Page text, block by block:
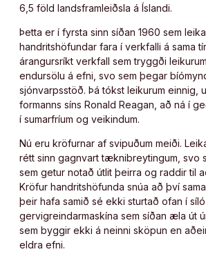
6,5 föld landsframleiðsla á Íslandi.
Þetta er í fyrsta sinn síðan 1960 sem
handritshöfundar fara í verkfalli á sama
árangursríkt verkfall sem tryggði
endursölu á efni, svo sem þegar
sjónvarpsstöð. Þá tókst leikurum einnig,
formanns síns Ronald Reagan, að ná í
í sumarfríum og veikindum.
Nú eru kröfurnar af svipuðum meiði.
rétt sinn gagnvart tæknibreytingum, svo
sem getur notað útlit þeirra og raddir til
Kröfur handritshöfunda snúa að því
þeir hafa samið sé ekki sturtað ofan í síló
gervigreindarmaskína sem síðan æla út
sem byggir ekki á neinni sköpun en
eldra efni.